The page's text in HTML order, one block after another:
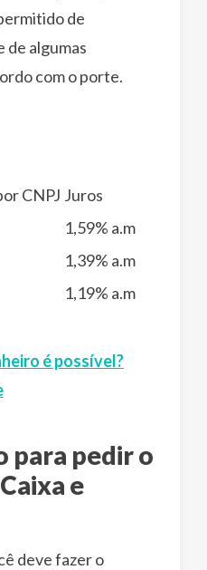
de
de algumas
com o porte.
CNPJ Juros
1,59% a.m
1,39% a.m
1,19% a.m
é possível?
para pedir o
e
deve fazer o